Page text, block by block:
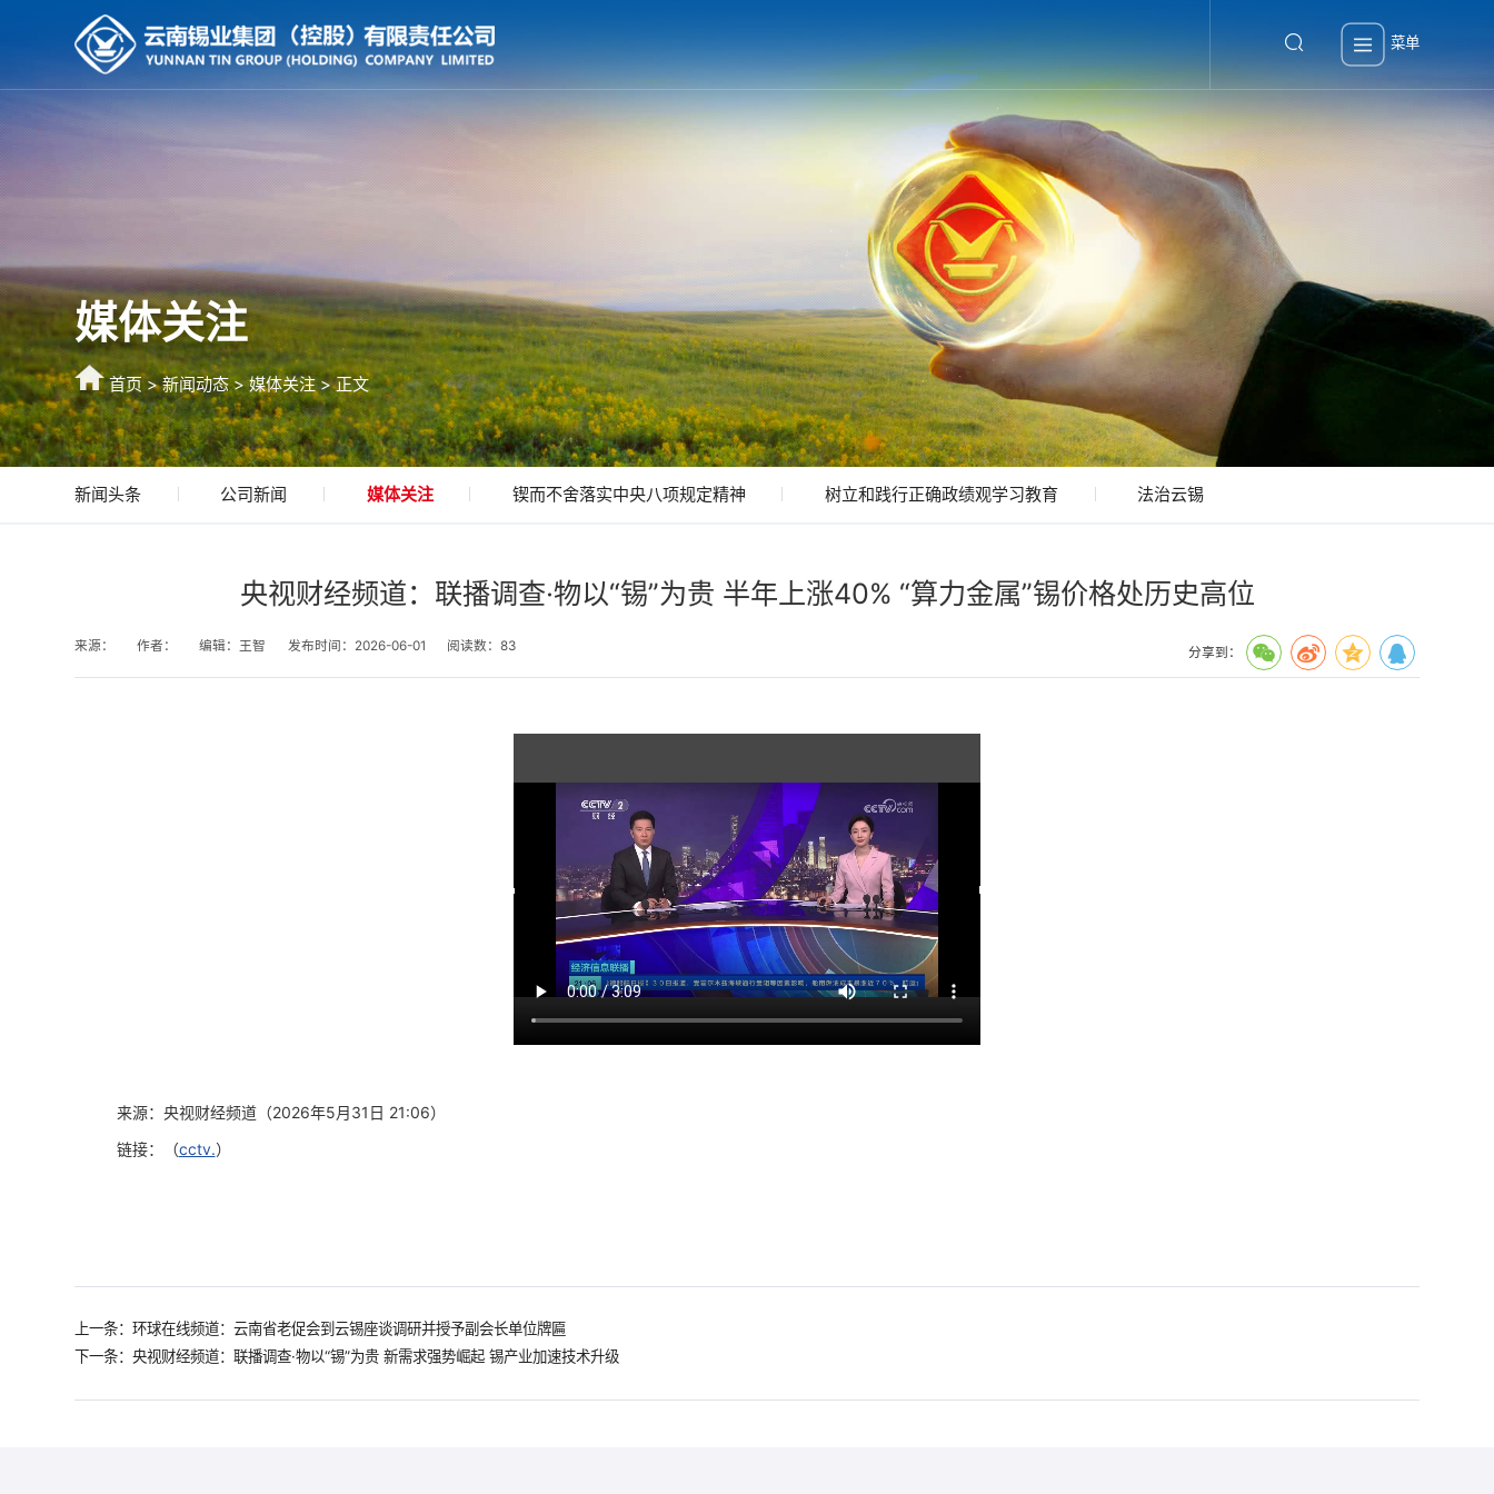
菜单
媒体关注
首页>新闻动态>媒体关注> 正文
新闻头条 公司新闻 媒体关注 锲而不舍落实中央八项规定精神 树立和践行正确政绩观学习教育 法治云锡
央视财经频道：联播调查·物以“锡”为贵 半年上涨40% “算力金属”锡价格处历史高位
来源： 作者： 编辑：王智 发布时间：2026-06-01 阅读数：83 分享到：
来源：央视财经频道（2026年5月31日 21:06）
链接：（cctv.）
上一条：环球在线频道：云南省老促会到云锡座谈调研并授予副会长单位牌匾
下一条：央视财经频道：联播调查·物以“锡”为贵 新需求强势崛起 锡产业加速技术升级